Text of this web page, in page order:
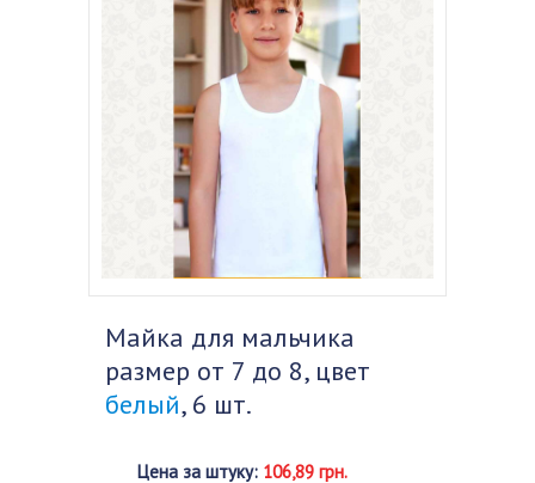
Майка для мальчика
размер от 7 до 8, цвет
белый, 6 шт.
Цена за штуку: 106,89 грн.